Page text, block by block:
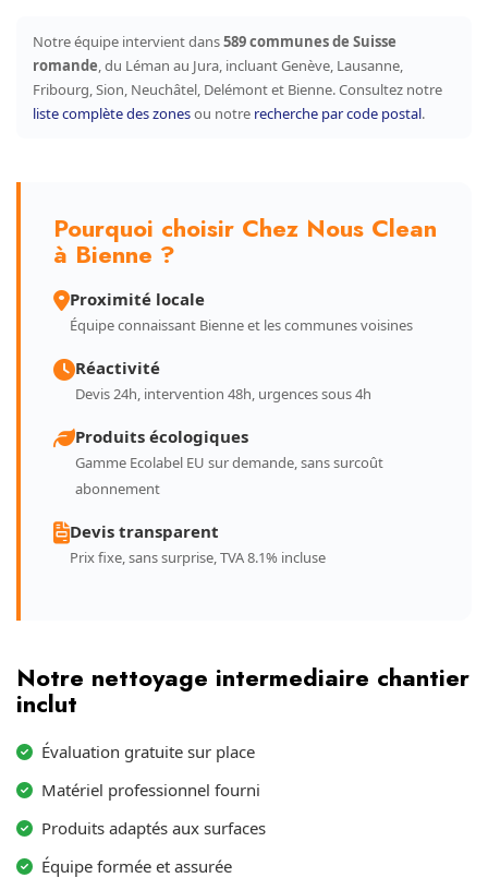
Notre équipe intervient dans589 communes de Suisse
romande, du Léman au Jura, incluant Genève, Lausanne,
Fribourg, Sion, Neuchâtel, Delémont et Bienne. Consultez notre
liste complète des zonesou notre recherche par code postal.
Pourquoi choisir Chez Nous Clean
à Bienne ?
Proximité locale
Équipe connaissant Bienne et les communes voisines
Réactivité
Devis 24h, intervention 48h, urgences sous 4h
Produits écologiques
Gamme Ecolabel EU sur demande, sans surcoût
abonnement
Devis transparent
Prix fixe, sans surprise, TVA 8.1% incluse
Notre nettoyage intermediaire chantier
inclut
Évaluation gratuite sur place
Matériel professionnel fourni
Produits adaptés aux surfaces
Équipe formée et assurée